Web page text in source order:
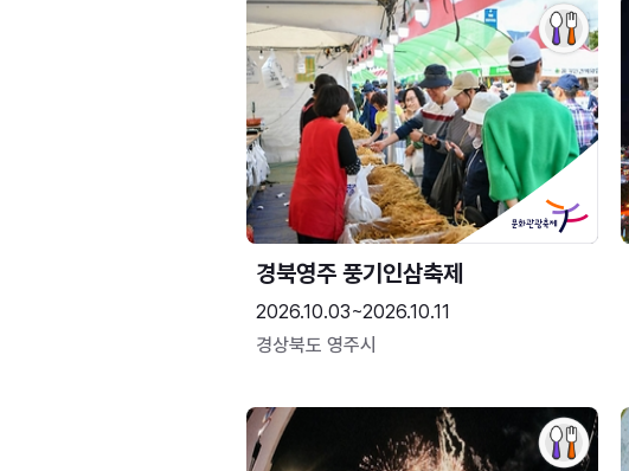
경북영주 풍기인삼축제
2026.10.03~2026.10.11
경상북도 영주시